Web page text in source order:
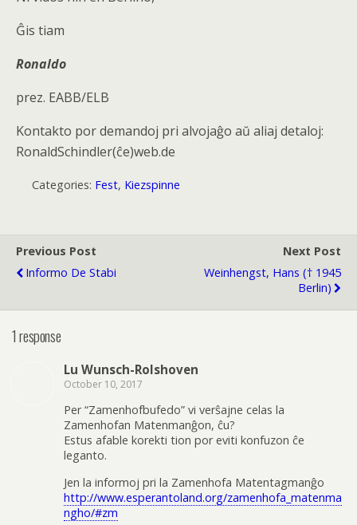
Ĝis tiam
Ronaldo
prez. EABB/ELB
Kontakto por demandoj pri alvojaĝo aŭ aliaj detaloj:
RonaldSchindler(ĉe)web.de
Categories: Fest, Kiezspinne
Previous Post
Informo De Stabi
Next Post
Weinhengst, Hans († 1945
Berlin)
1 response
Lu Wunsch-Rolshoven
October 10, 2017
Per “Zamenhofbufedo” vi verŝajne celas la
Zamenhofan Matenmanĝon, ĉu?
Estus afable korekti tion por eviti konfuzon ĉe
leganto.
Jen la informoj pri la Zamenhofa Matentagmanĝo
http://www.esperantoland.org/zamenhofa_matenma
ngho/#zm